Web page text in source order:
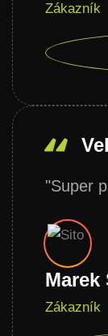
Zákazník
"Super
Marek
Zákazník